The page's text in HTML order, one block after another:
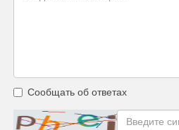
Сообщать об ответах